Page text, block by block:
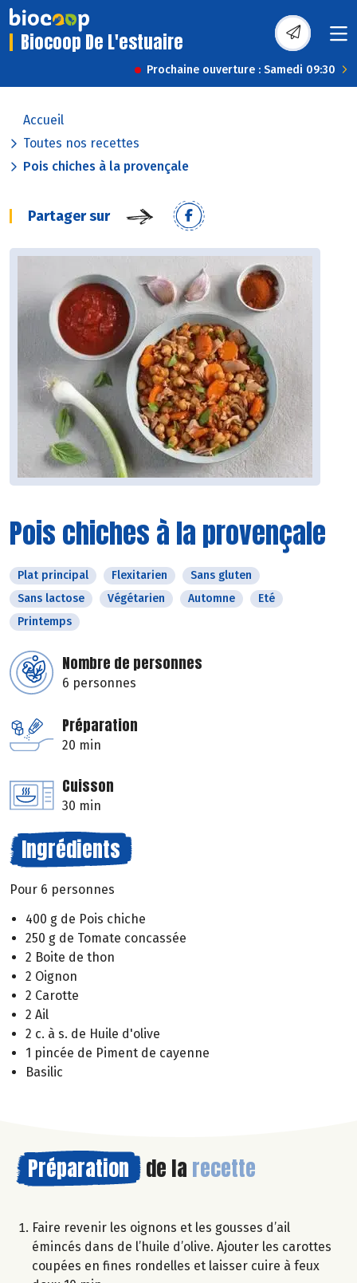
Biocoop De L'estuaire
Prochaine ouverture : Samedi 09:30
Accueil
Toutes nos recettes
Pois chiches à la provençale
Partager sur
Pois chiches à la provençale
Plat principal Flexitarien
Sans gluten
Sans lactose
Végétarien Automne
Eté
Printemps
Nombre de personnes
6 personnes
Préparation
20 min
Cuisson
30 min
Ingrédients
Pour 6 personnes
400 g de Pois chiche
250 g de Tomate concassée
2 Boite de thon
2 Oignon
2 Carotte
2 Ail
2 c. à s. de Huile d'olive
1 pincée de Piment de cayenne
Basilic
Préparation de la recette
Faire revenir les oignons et les gousses d’ail
émincés dans de l’huile d’olive. Ajouter les carottes
coupées en fines rondelles et laisser cuire à feux